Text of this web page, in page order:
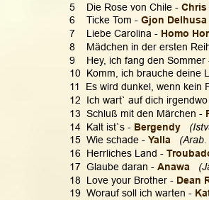
5    Die Rose von Chile - Chris
6    Ticke Tom - Gjon
7    Liebe Carolina - Homo
8    Mädchen in der ersten
9    Hey, ich fang den
10  Komm, ich brauche deine
11  Es wird dunkel, wenn kein
12  Ich wart` auf dich
13  Schluß mit den Märchen -
14  Kalt ist`s - Bergendy
15  Wie schade - Yalla
16  Herrliches Land -
17  Glaube daran - Anawa
18  Love your Brother - Dean
19  Worauf soll ich warten -